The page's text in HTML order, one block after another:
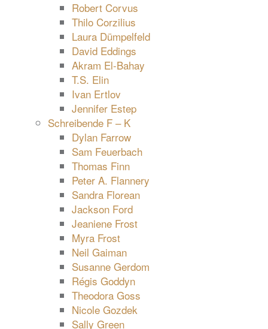
Robert Corvus
Thilo Corzilius
Laura Dümpelfeld
David Eddings
Akram El-Bahay
T.S. Elin
Ivan Ertlov
Jennifer Estep
Schreibende F – K
Dylan Farrow
Sam Feuerbach
Thomas Finn
Peter A. Flannery
Sandra Florean
Jackson Ford
Jeaniene Frost
Myra Frost
Neil Gaiman
Susanne Gerdom
Régis Goddyn
Theodora Goss
Nicole Gozdek
Sally Green